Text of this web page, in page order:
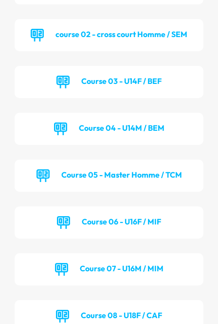
course 02 - cross court Homme / SEM
Course 03 - U14F / BEF
Course 04 - U14M / BEM
Course 05 - Master Homme / TCM
Course 06 - U16F / MIF
Course 07 - U16M / MIM
Course 08 - U18F / CAF